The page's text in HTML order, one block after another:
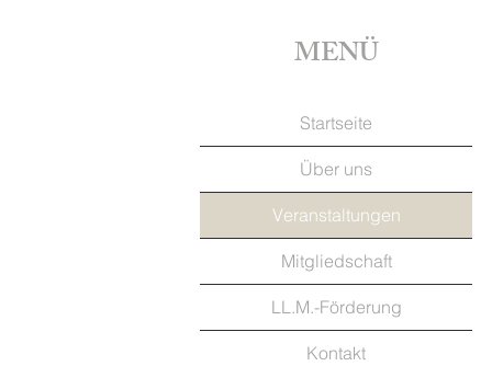
MENÜ
Startseite
Über uns
Veranstaltungen
Mitgliedschaft
LL.M.-Förderung
Kontakt